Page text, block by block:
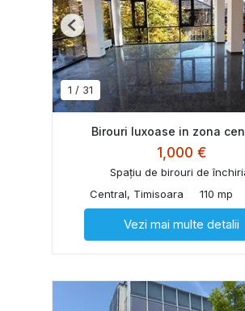
1 / 31
Previous
Birouri luxoase in zona
1,000 €
Spațiu de birouri de
Central, Timisoara
110 mp
Vezi mai multe detalii